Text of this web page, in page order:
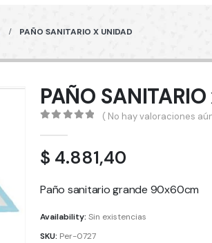
PAÑO SANITARIO X UNIDAD
PAÑO
( No hay valoraciones
$ 4.881,40
Paño sanitario grande 90x60cm
Availability: Sin existencias
SKU: Per-0727